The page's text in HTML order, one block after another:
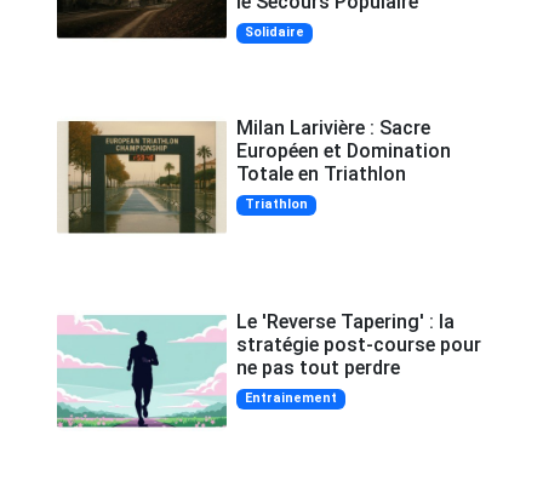
Solidaire
Milan Larivière : Sacre
Européen et Domination
Totale en Triathlon
Triathlon
Le 'Reverse Tapering' : la
stratégie post-course pour
ne pas tout perdre
Entrainement